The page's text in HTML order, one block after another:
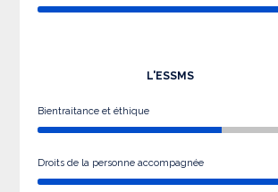
L'ESSMS
Bientraitance et éthique
Droits de la personne accompagnée